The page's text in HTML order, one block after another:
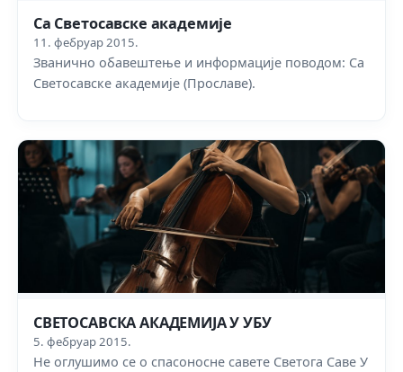
Са Светосавске академије
11. фебруар 2015.
Званично обавештење и информације поводом: Са
Светосавске академије (Прославе).
СВЕТОСАВСКА АКАДЕМИЈА У УБУ
5. фебруар 2015.
Не оглушимо се о спасоносне савете Светога Саве У